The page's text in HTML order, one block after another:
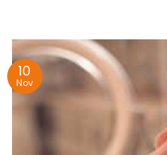
10
Nov